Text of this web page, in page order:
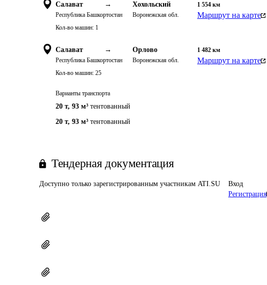
Салават →
Республика Башкортостан
Хохольский
Воронежская обл.
1 554 км
Маршрут на карте
Кол-во машин: 1
Салават →
Республика Башкортостан
Орлово
Воронежская обл.
1 482 км
Маршрут на карте
Кол-во машин: 25
Варианты транспорта
20 т, 93 м³ тентованный
20 т, 93 м³ тентованный
Тендерная документация
Доступно только зарегистрированным участникам ATI.SU
Вход
Регистрация